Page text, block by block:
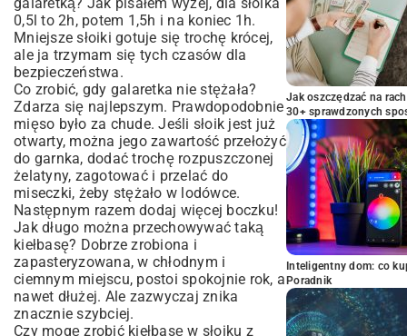
0,5l to 2h, potem 1,5h i na koniec 1h.
Mniejsze słoiki gotuje się trochę krócej,
ale ja trzymam się tych czasów dla
bezpieczeństwa.
Co zrobić, gdy galaretka nie stężała?
Zdarza się najlepszym. Prawdopodobnie
mięso było za chude. Jeśli słoik jest już
otwarty, można jego zawartość przełożyć
do garnka, dodać trochę rozpuszczonej
żelatyny, zagotować i przelać do
miseczki, żeby stężało w lodówce.
Następnym razem dodaj więcej boczku!
Jak długo można przechowywać taką
kiełbasę? Dobrze zrobiona i
zapasteryzowana, w chłodnym i
ciemnym miejscu, postoi spokojnie rok, a
nawet dłużej. Ale zazwyczaj znika
znacznie szybciej.
Czy mogę zrobić kiełbasę w słoiku z
Jak oszczędzać na
30+ sprawdzonych
Inteligentny dom: co
Poradnik